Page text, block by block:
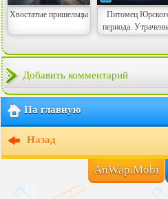
Хвостатые пришельцы
Питомец
периода.
Добавить комментарий
На главную
Назад
AnWap.Mobi